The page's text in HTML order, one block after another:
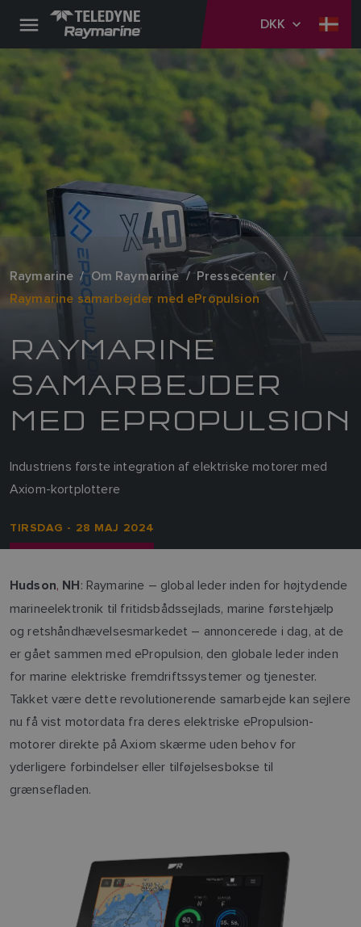
DKK
Raymarine Om Raymarine
Pressecenter
Raymarine samarbejder med ePropulsion
RAYMARINE
SAMARBEJDER
MED EPROPULSION
Industriens første integration af elektriske motorer med
Axiom-kortplottere
TIRSDAG - 28 MAJ 2024
Hudson, NH: Raymarine – global leder inden for højtydende
marineelektronik til fritidsbådssejlads, marine førstehjælp
og retshåndhævelsesmarkedet – annoncerede i dag, at de
er gået sammen med ePropulsion, den globale leder inden
for marine elektriske fremdriftssystemer og tjenester.
Takket være dette revolutionerende samarbejde kan sejlere
nu få vist motordata fra deres elektriske ePropulsion-
motorer direkte på Axiom skærme uden behov for
yderligere forbindelser eller tilføjelsesbokse til
grænsefladen.